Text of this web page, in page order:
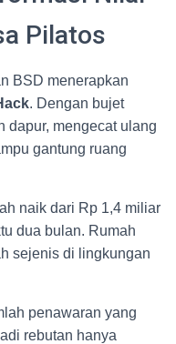
Pilatos
BSD menerapkan
. Dengan bujet
dapur, mengecat ulang
gantung ruang
naik dari Rp 1,4 miliar
dua bulan. Rumah
sejenis di lingkungan
penawaran yang
rebutan hanya